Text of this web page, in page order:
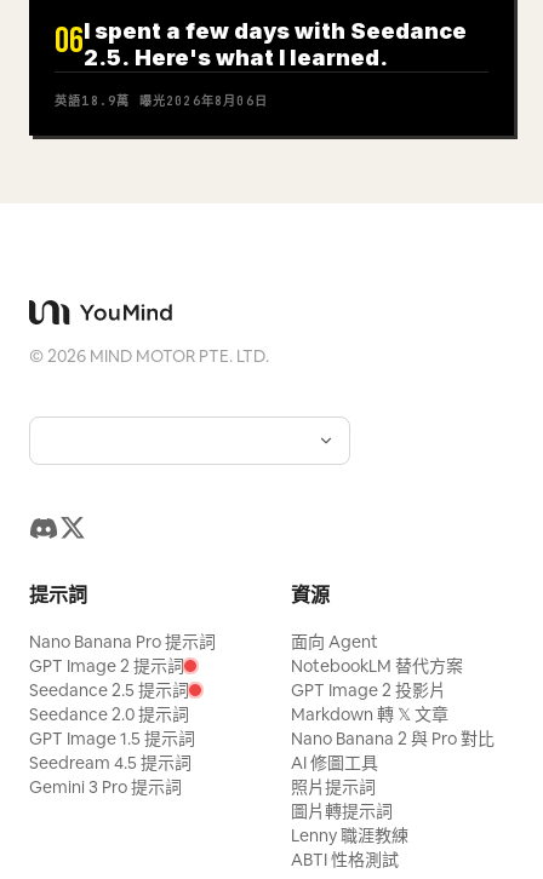
06I spent a few days with Seedance
2.5. Here's what I learned.
英語18.9萬 曝光2026年8月06日
©2026 MIND MOTOR PTE. LTD.
提示詞
Nano Banana Pro 提示詞
GPT Image 2 提示詞
Seedance 2.5 提示詞
Seedance 2.0 提示詞
GPT Image 1.5 提示詞
Seedream 4.5 提示詞
Gemini 3 Pro 提示詞
資源
面向 Agent
NotebookLM 替代方案
GPT Image 2 投影片
Markdown 轉 𝕏 文章
Nano Banana 2 與 Pro 對比
AI 修圖工具
照片提示詞
圖片轉提示詞
Lenny 職涯教練
ABTI 性格測試